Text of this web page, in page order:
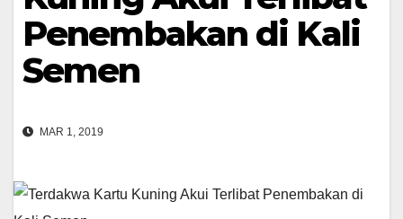
Penembakan di Kali
Semen
MAR 1, 2019